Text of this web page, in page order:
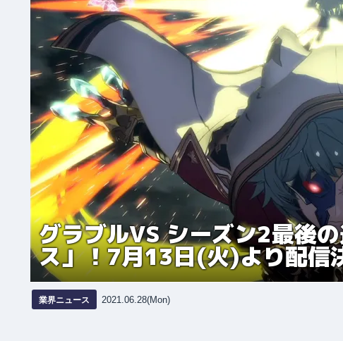
グラブルVS シーズン2最後
ス」！7月13日(火)より配信
業界ニュース 2021.06.28(Mon)